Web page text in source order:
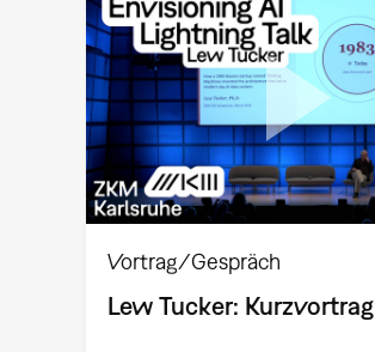
Vortrag/Gespräch
Lew Tucker: Kurzvortrag